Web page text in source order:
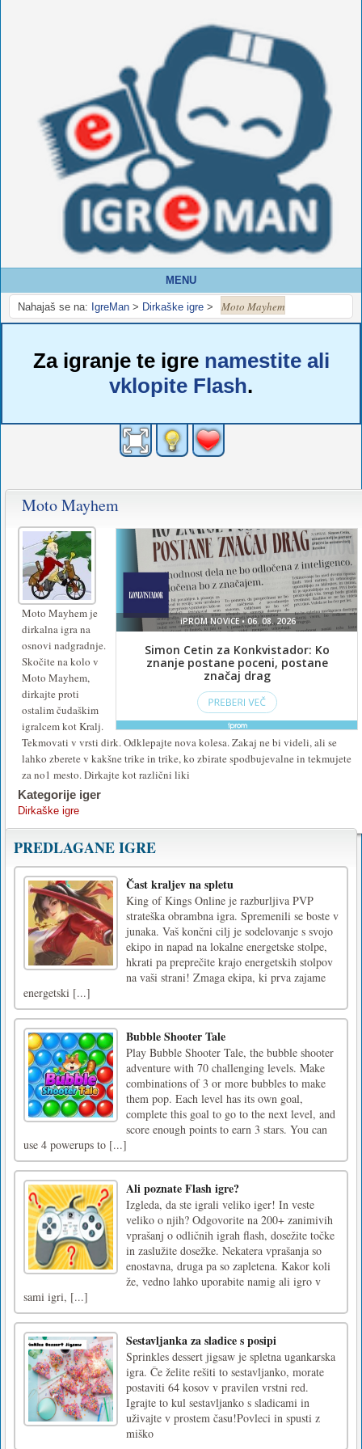
MENU
Nahajaš se na: IgreMan > Dirkaške igre > Moto Mayhem
Za igranje te igre namestite ali
vklopite Flash.
Moto Mayhem
Moto Mayhem je
dirkalna igra na
osnovi nadgradnje.
Skočite na kolo v
Moto Mayhem,
dirkajte proti
ostalim čudaškim
igralcem kot Kralj.
Tekmovati v vrsti dirk. Odklepajte nova kolesa. Zakaj ne bi videli, ali se
lahko zberete v kakšne trike in trike, ko zbirate spodbujevalne in tekmujete
za no1 mesto. Dirkajte kot različni liki
Kategorije iger
Dirkaške igre
PREDLAGANE IGRE
Čast kraljev na spletu
King of Kings Online je razburljiva PVP
strateška obrambna igra. Spremenili se boste v
junaka. Vaš končni cilj je sodelovanje s svojo
ekipo in napad na lokalne energetske stolpe,
hkrati pa preprečite krajo energetskih stolpov
na vaši strani! Zmaga ekipa, ki prva zajame
energetski [...]
Bubble Shooter Tale
Play Bubble Shooter Tale, the bubble shooter
adventure with 70 challenging levels. Make
combinations of 3 or more bubbles to make
them pop. Each level has its own goal,
complete this goal to go to the next level, and
score enough points to earn 3 stars. You can
use 4 powerups to [...]
Ali poznate Flash igre?
Izgleda, da ste igrali veliko iger! In veste
veliko o njih? Odgovorite na 200+ zanimivih
vprašanj o odličnih igrah flash, dosežite točke
in zaslužite dosežke. Nekatera vprašanja so
enostavna, druga pa so zapletena. Kakor koli
že, vedno lahko uporabite namig ali igro v
sami igri, [...]
Sestavljanka za sladice s posipi
Sprinkles dessert jigsaw je spletna ugankarska
igra. Če želite rešiti to sestavljanko, morate
postaviti 64 kosov v pravilen vrstni red.
Igrajte to kul sestavljanko s sladicami in
uživajte v prostem času!Povleci in spusti z
miško